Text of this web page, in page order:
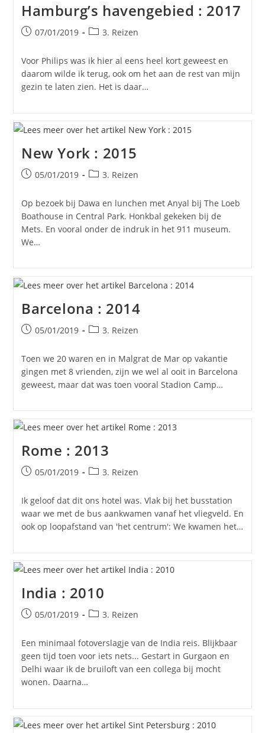
Hamburg’s havengebied : 2017
Bericht
op:
07/01/2019 Berichtcategorie:
3. Reizen
Voor Philips was ik hier al eens heel kort geweest en
daarom wilde ik terug, ook om het aan de rest van mijn
gezin te laten zien. Het is daar…
New York : 2015
Bericht
op:
05/01/2019 Berichtcategorie:
3. Reizen
Op bezoek bij Dawa en lunchen met Anyal bij The Loeb
Boathouse in Central Park. Honkbal gekeken bij de
Mets. En vooral onder de indruk in het 911 museum.
We…
Barcelona : 2014
Bericht
op:
05/01/2019 Berichtcategorie:
3. Reizen
Toen we 20 waren en in Malgrat de Mar op vakantie
gingen met 8 vrienden, zijn we wel al ooit in Barcelona
geweest, maar dat was toen vooral Stadion Camp…
Rome : 2013
Bericht
op:
05/01/2019 Berichtcategorie:
3. Reizen
Ik geloof dat dit ons hotel was. Vlak bij het busstation
waar we met de bus aankwamen vanaf het vliegveld. En
ook op loopafstand van 'het centrum': We kwamen het…
India : 2010
Bericht
op:
05/01/2019 Berichtcategorie:
3. Reizen
Een minimaal fotoverslagje van de India reis. Blijkbaar
geen tijd toen voor iets nets... Gestart in Gurgaon en
Delhi waar ik de bruiloft van een collega bij mocht
wonen. Daarna…